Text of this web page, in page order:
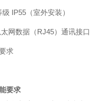
级 IP55 （室外安装）
太网数据（RJ45）通讯接口
求
要求